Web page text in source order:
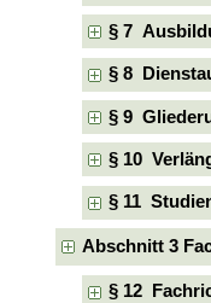
§ 7
§ 8
§ 9
§ 10
§ 11
Abschnitt 3
§ 12